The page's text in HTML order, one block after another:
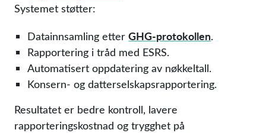
Systemet støtter:
Datainnsamling etterGHG-protokollen.
Rapportering i tråd med ESRS.
Automatisert oppdatering av nøkkeltall.
Konsern- og datterselskapsrapportering.
Resultatet er bedre kontroll, lavere
rapporteringskostnad og trygghet på